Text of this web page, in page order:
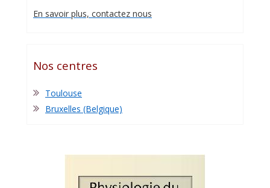
En savoir plus, contactez nous
Nos centres
Toulouse
Bruxelles (Belgique)